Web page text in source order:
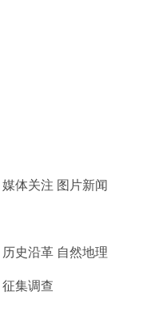
媒体关注 图片新闻
历史沿革 自然地理
征集调查